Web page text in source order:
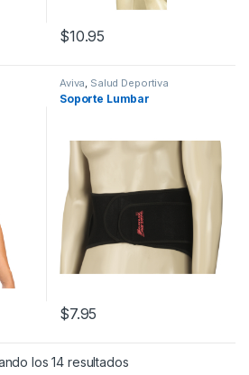
variantes. Las opciones se
$10.95
Este producto tiene múltiples
Aviva Salud Deportiva
Soporte Lumbar
$7.95
los 14 resultadosOrdenado por los